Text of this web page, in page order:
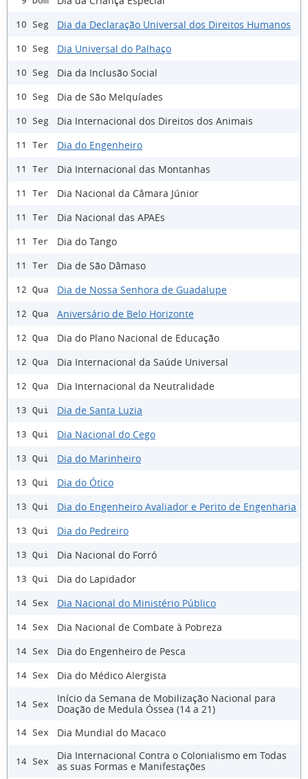
10 Seg Dia da Declaração Universal dos Direitos Humanos
10 Seg Dia Universal do Palhaço
10 Seg Dia da Inclusão Social
10 Seg Dia de São Melquíades
10 Seg Dia Internacional dos Direitos dos Animais
11 Ter Dia do Engenheiro
11 Ter Dia Internacional das Montanhas
11 Ter Dia Nacional da Câmara Júnior
11 Ter Dia Nacional das APAEs
11 Ter Dia do Tango
11 Ter Dia de São Dâmaso
12 Qua Dia de Nossa Senhora de Guadalupe
12 Qua Aniversário de Belo Horizonte
12 Qua Dia do Plano Nacional de Educação
12 Qua Dia Internacional da Saúde Universal
12 Qua Dia Internacional da Neutralidade
13 Qui Dia de Santa Luzia
13 Qui Dia Nacional do Cego
13 Qui Dia do Marinheiro
13 Qui Dia do Ótico
13 Qui Dia do Engenheiro Avaliador e Perito de Engenharia
13 Qui Dia do Pedreiro
13 Qui Dia Nacional do Forró
13 Qui Dia do Lapidador
14 Sex Dia Nacional do Ministério Público
14 Sex Dia Nacional de Combate à Pobreza
14 Sex Dia do Engenheiro de Pesca
14 Sex Dia do Médico Alergista
14 Sex
Início da Semana de Mobilização Nacional para
Doação de Medula Óssea (14 a 21)
14 Sex Dia Mundial do Macaco
14 Sex
Dia Internacional Contra o Colonialismo em Todas
as suas Formas e Manifestações